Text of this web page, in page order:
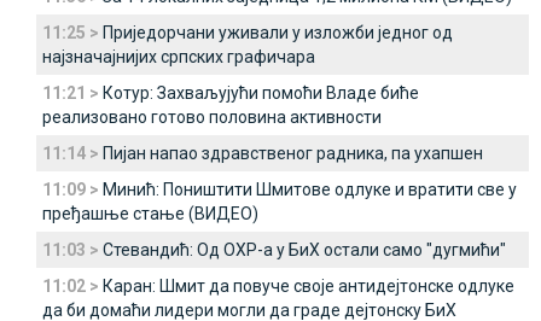
11:25 > Приједорчани уживали у изложби једног од
најзначајнијих српских графичара
11:21 > Котур: Захваљујући помоћи Владе биће
реализовано готово половина активности
11:14 > Пијан напао здравственог радника, па ухапшен
11:09 > Минић: Поништити Шмитове одлуке и вратити све у
пређашње стање (ВИДЕО)
11:03 > Стевандић: Од ОХР-а у БиХ остали само "дугмићи"
11:02 > Каран: Шмит да повуче своје антидејтонске одлуке
да би домаћи лидери могли да граде дејтонску БиХ